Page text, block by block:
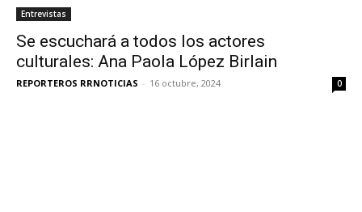
Entrevistas
Se escuchará a todos los actores
culturales: Ana Paola López Birlain
REPORTEROS RRNOTICIAS - 16 octubre, 2024 0